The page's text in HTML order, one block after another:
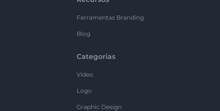
Ferramentas Branding
Blog
Categorias
Vídeo
Logo
Graphic Design